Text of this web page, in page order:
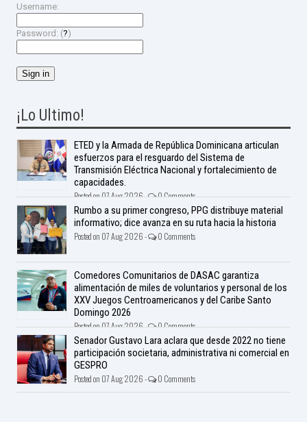
Username:
Password: (?)
¡Lo Ultimo!
ETED y la Armada de República Dominicana articulan
esfuerzos para el resguardo del Sistema de
Transmisión Eléctrica Nacional y fortalecimiento de
capacidades.
Posted on 07 Aug 2026 - 0 Comments
Rumbo a su primer congreso, PPG distribuye material
informativo; dice avanza en su ruta hacia la historia
Posted on 07 Aug 2026 - 0 Comments
Comedores Comunitarios de DASAC garantiza
alimentación de miles de voluntarios y personal de los
XXV Juegos Centroamericanos y del Caribe Santo
Domingo 2026
Posted on 07 Aug 2026 - 0 Comments
Senador Gustavo Lara aclara que desde 2022 no tiene
participación societaria, administrativa ni comercial en
GESPRO
Posted on 07 Aug 2026 - 0 Comments